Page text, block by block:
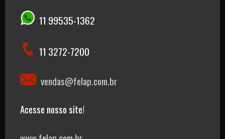
11 99535-1362
11 3272-7200
vendas@felap.com.br
Acesse nosso site!